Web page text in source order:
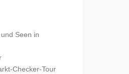
Seen in
Checker-Tour